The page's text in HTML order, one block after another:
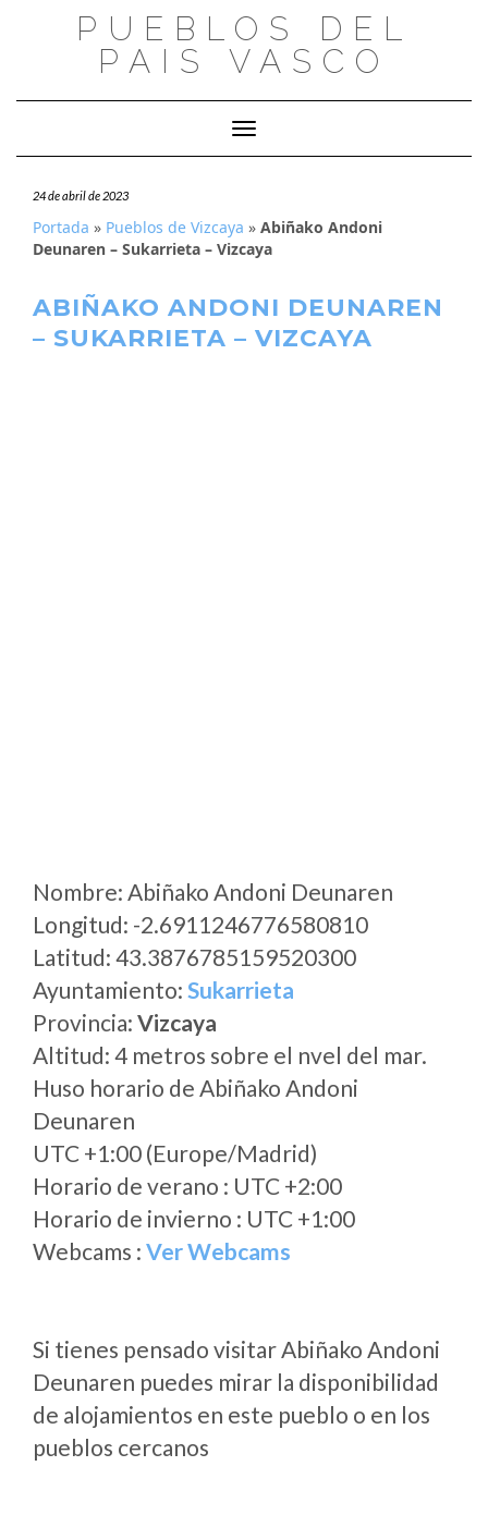
PUEBLOS DEL
PAIS VASCO
Cambiar modo de navegación
24 de abril de 2023
Portada » Pueblos de Vizcaya » Abiñako Andoni
Deunaren – Sukarrieta – Vizcaya
ABIÑAKO ANDONI DEUNAREN
– SUKARRIETA – VIZCAYA
Nombre: Abiñako Andoni Deunaren
Longitud: -2.6911246776580810
Latitud: 43.3876785159520300
Ayuntamiento: Sukarrieta
Provincia: Vizcaya
Altitud: 4 metros sobre el nvel del mar.
Huso horario de Abiñako Andoni
Deunaren
UTC +1:00 (Europe/Madrid)
Horario de verano : UTC +2:00
Horario de invierno : UTC +1:00
Webcams : Ver Webcams
Si tienes pensado visitar Abiñako Andoni
Deunaren puedes mirar la disponibilidad
de alojamientos en este pueblo o en los
pueblos cercanos